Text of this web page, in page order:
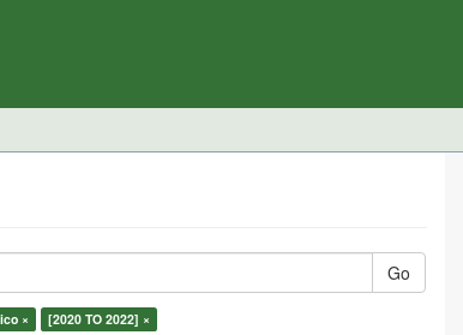
Go
× [2020 TO 2022] ×